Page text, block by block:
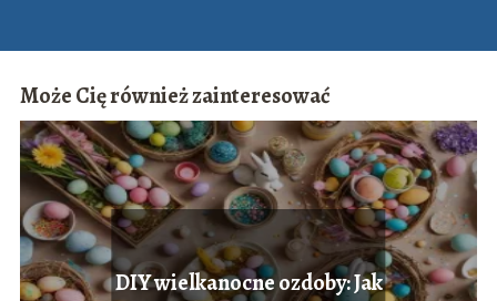
Może Cię również zainteresować
DIY wielkanocne ozdoby: Jak